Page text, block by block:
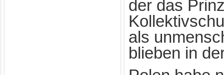
der das
als
blieben in